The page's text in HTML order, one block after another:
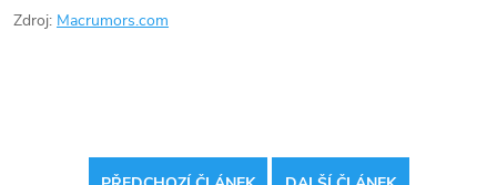
Zdroj: Macrumors.com